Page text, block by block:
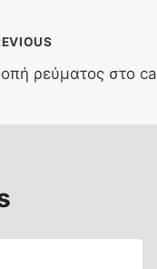
ρεύματος στο